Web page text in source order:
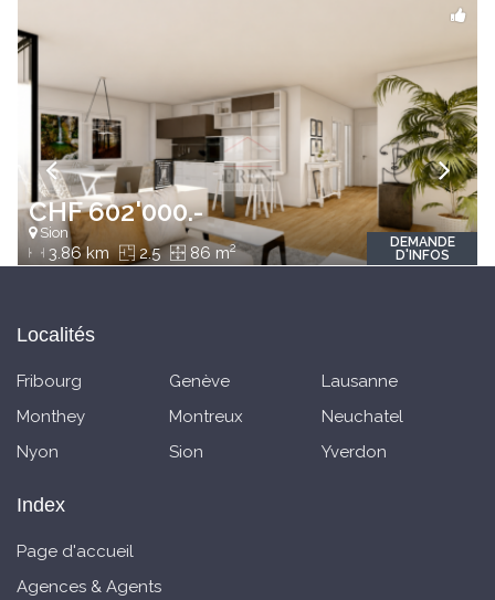
CHF 602'000.-
Sion
3.86 km 2.5 86 m2
DEMANDE
D'INFOS
Localités
Fribourg Genève
Lausanne
Monthey
Montreux
Neuchatel
Nyon
Sion Yverdon
Index
Page d'accueil
Agences & Agents